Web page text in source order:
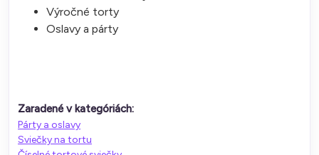
Výročné torty
Oslavy a párty
Zaradené v kategóriách:
Párty a oslavy
Sviečky na tortu